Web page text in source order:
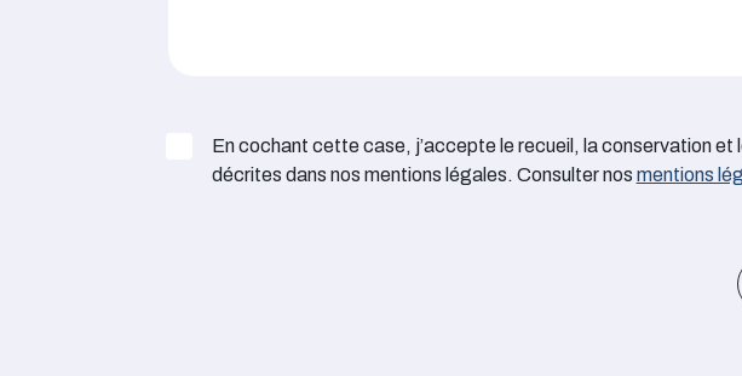
Consentement RGPD :*
En cochant cette case, j’accepte le recueil, la conservation
décrites dans nos mentions légales. Consulter nos mentions